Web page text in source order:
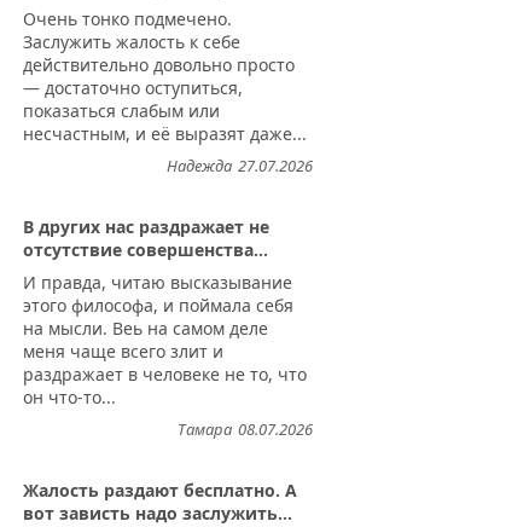
Очень тонко подмечено.
Заслужить жалость к себе
действительно довольно просто
— достаточно оступиться,
показаться слабым или
несчастным, и её выразят даже...
27.07.2026
Надежда
В других нас раздражает не
отсутствие совершенства...
И правда, читаю высказывание
этого философа, и поймала себя
на мысли. Веь на самом деле
меня чаще всего злит и
раздражает в человеке не то, что
он что-то...
08.07.2026
Тамара
Жалость раздают бесплатно. А
вот зависть надо заслужить...